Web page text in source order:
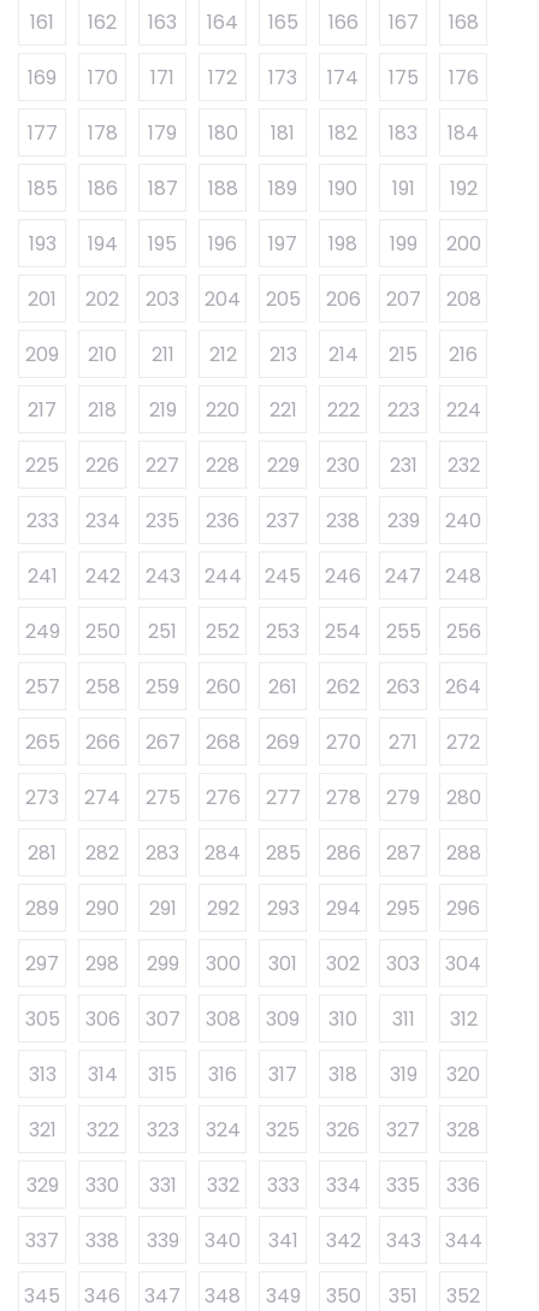
161
162 163 164 165 166 167
168
169
170 171 172 173 174 175
176
177
178 179 180 181 182 183
184
185
186 187 188 189 190 191
192
193
194 195 196 197 198 199
200
201
202 203 204 205 206 207
208
209
210 211 212 213 214 215
216
217
218 219 220 221 222 223
224
225
226 227 228 229 230 231
232
233
234 235 236 237 238 239
240
241
242 243 244 245 246 247
248
249
250 251 252 253 254 255
256
257
258 259 260 261 262 263
264
265
266 267 268 269 270 271
272
273
274 275 276 277 278 279
280
281
282 283 284 285 286 287
288
289
290 291 292 293 294 295
296
297
298 299 300 301 302 303
304
305
306 307 308 309 310 311
312
313
314 315 316 317 318 319
320
321
322 323 324 325 326 327
328
329
330 331 332 333 334 335
336
337
338 339 340 341 342 343
344
345
346 347 348 349 350 351 352